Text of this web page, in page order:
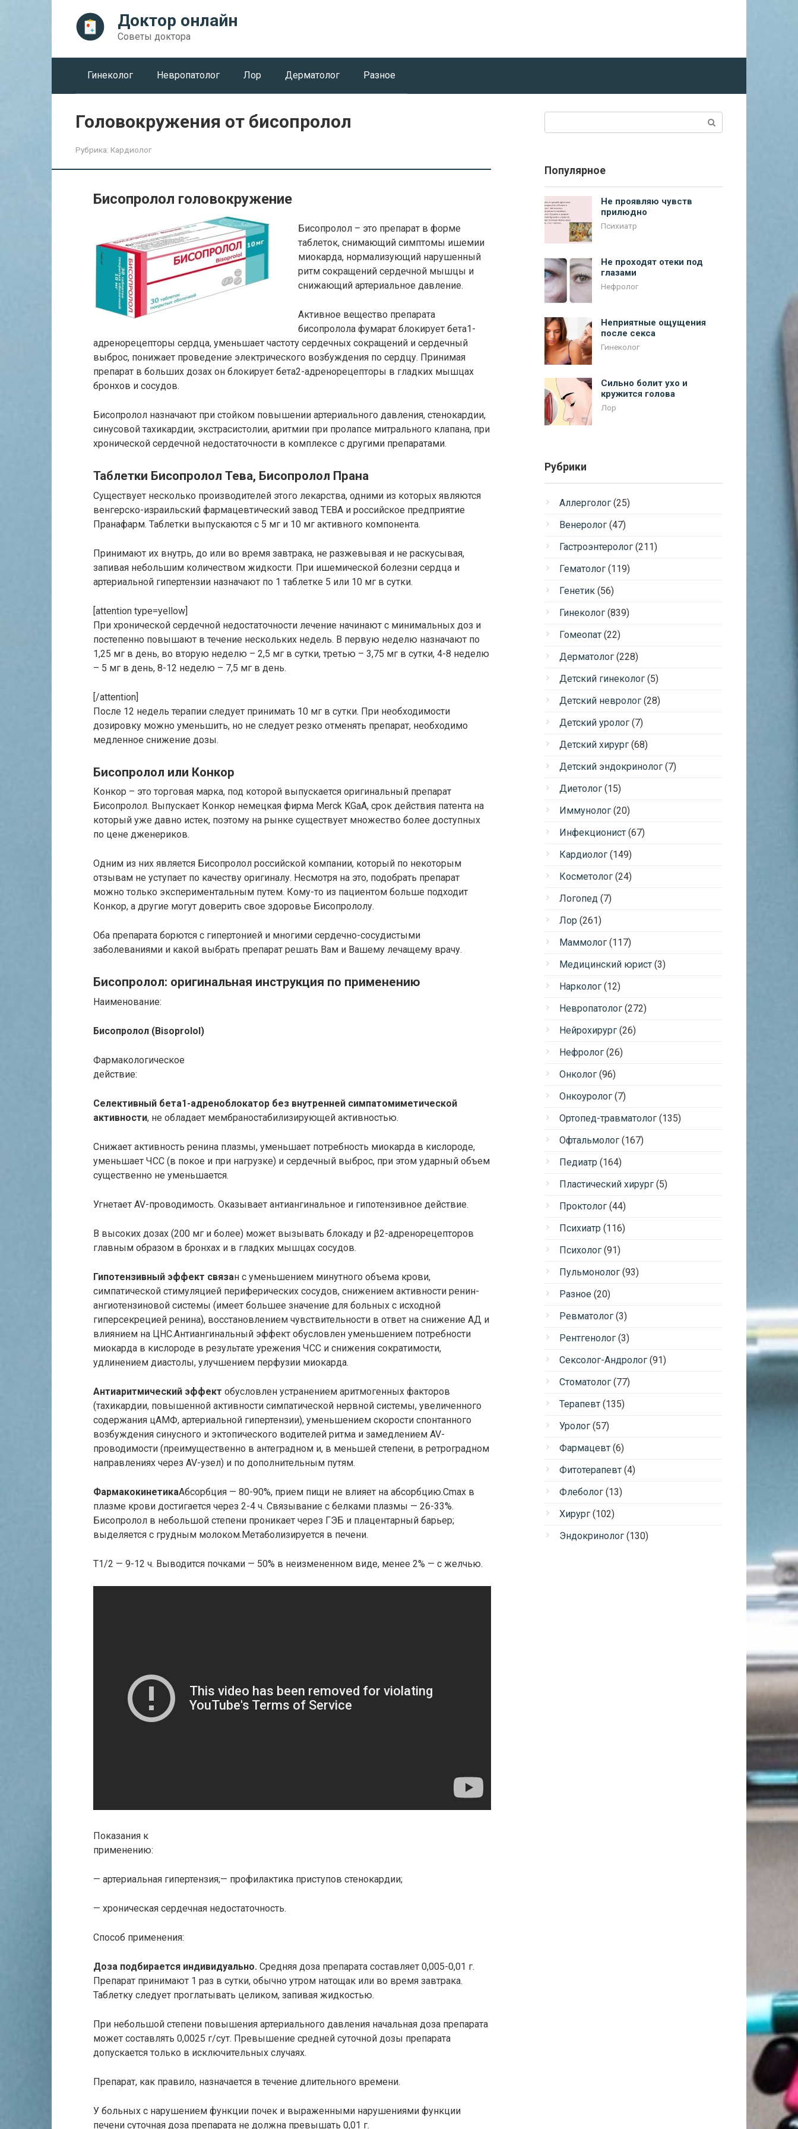
Доктор онлайн
Советы доктора
Гинеколог Невропатолог Лор Дерматолог Разное
Головокружения от бисопролол
Рубрика: Кардиолог
Бисопролол головокружение
Бисопролол – это препарат в форме
таблеток, снимающий симптомы ишемии
миокарда, нормализующий нарушенный
ритм сокращений сердечной мышцы и
снижающий артериальное давление.
Активное вещество препарата
бисопролола фумарат блокирует бета1-
адренорецепторы сердца, уменьшает частоту сердечных сокращений и сердечный
выброс, понижает проведение электрического возбуждения по сердцу. Принимая
препарат в больших дозах он блокирует бета2-адренорецепторы в гладких мышцах
бронхов и сосудов.
Бисопролол назначают при стойком повышении артериального давления, стенокардии,
синусовой тахикардии, экстрасистолии, аритмии при пролапсе митрального клапана, при
хронической сердечной недостаточности в комплексе с другими препаратами.
Таблетки Бисопролол Тева, Бисопролол Прана
Существует несколько производителей этого лекарства, одними из которых являются
венгерско-израильский фармацевтический завод ТЕВА и российское предприятие
Пранафарм. Таблетки выпускаются с 5 мг и 10 мг активного компонента.
Принимают их внутрь, до или во время завтрака, не разжевывая и не раскусывая,
запивая небольшим количеством жидкости. При ишемической болезни сердца и
артериальной гипертензии назначают по 1 таблетке 5 или 10 мг в сутки.
[attention type=yellow]
При хронической сердечной недостаточности лечение начинают с минимальных доз и
постепенно повышают в течение нескольких недель. В первую неделю назначают по
1,25 мг в день, во вторую неделю – 2,5 мг в сутки, третью – 3,75 мг в сутки, 4-8 неделю
– 5 мг в день, 8-12 неделю – 7,5 мг в день.
[/attention]
После 12 недель терапии следует принимать 10 мг в сутки. При необходимости
дозировку можно уменьшить, но не следует резко отменять препарат, необходимо
медленное снижение дозы.
Бисопролол или Конкор
Конкор – это торговая марка, под которой выпускается оригинальный препарат
Бисопролол. Выпускает Конкор немецкая фирма Merck KGaA, срок действия патента на
который уже давно истек, поэтому на рынке существует множество более доступных
по цене дженериков.
Одним из них является Бисопролол российской компании, который по некоторым
отзывам не уступает по качеству оригиналу. Несмотря на это, подобрать препарат
можно только экспериментальным путем. Кому-то из пациентом больше подходит
Конкор, а другие могут доверить свое здоровье Бисопрололу.
Оба препарата борются с гипертонией и многими сердечно-сосудистыми
заболеваниями и какой выбрать препарат решать Вам и Вашему лечащему врачу.
Бисопролол: оригинальная инструкция по применению
Наименование:
Бисопролол (Bisoprolol)
Фармакологическое
действие:
Селективный бета1-адреноблокатор без внутренней симпатомиметической
активности, не обладает мембраностабилизирующей активностью.
Снижает активность ренина плазмы, уменьшает потребность миокарда в кислороде,
уменьшает ЧСС (в покое и при нагрузке) и сердечный выброс, при этом ударный объем
существенно не уменьшается.
Угнетает AV-проводимость. Оказывает антиангинальное и гипотензивное действие.
В высоких дозах (200 мг и более) может вызывать блокаду и β2-адренорецепторов
главным образом в бронхах и в гладких мышцах сосудов.
Гипотензивный эффект связан с уменьшением минутного объема крови,
симпатической стимуляцией периферических сосудов, снижением активности ренин-
ангиотензиновой системы (имеет большее значение для больных с исходной
гиперсекрецией ренина), восстановлением чувствительности в ответ на снижение АД и
влиянием на ЦНС.Антиангинальный эффект обусловлен уменьшением потребности
миокарда в кислороде в результате урежения ЧСС и снижения сократимости,
удлинением диастолы, улучшением перфузии миокарда.
Антиаритмический эффект обусловлен устранением аритмогенных факторов
(тахикардии, повышенной активности симпатической нервной системы, увеличенного
содержания цАМФ, артериальной гипертензии), уменьшением скорости спонтанного
возбуждения синусного и эктопического водителей ритма и замедлением AV-
проводимости (преимущественно в антеградном и, в меньшей степени, в ретроградном
направлениях через AV-узел) и по дополнительным путям.
ФармакокинетикаАбсорбция — 80-90%, прием пищи не влияет на абсорбцию.Cmax в
плазме крови достигается через 2-4 ч. Связывание с белками плазмы — 26-33%.
Бисопролол в небольшой степени проникает через ГЭБ и плацентарный барьер;
выделяется с грудным молоком.Метаболизируется в печени.
T1/2 — 9-12 ч. Выводится почками — 50% в неизмененном виде, менее 2% — с желчью.
Показания к
применению:
— артериальная гипертензия;— профилактика приступов стенокардии;
— хроническая сердечная недостаточность.
Способ применения:
Доза подбирается индивидуально. Средняя доза препарата составляет 0,005-0,01 г.
Препарат принимают 1 раз в сутки, обычно утром натощак или во время завтрака.
Таблетку следует проглатывать целиком, запивая жидкостью.
При небольшой степени повышения артериального давления начальная доза препарата
может составлять 0,0025 г/сут. Превышение средней суточной дозы препарата
допускается только в исключительных случаях.
Препарат, как правило, назначается в течение длительного времени.
У больных с нарушением функции почек и выраженными нарушениями функции
печени суточная доза препарата не должна превышать 0,01 г.
Популярное
Не проявляю чувств
прилюдно
Психиатр
Не проходят отеки под
глазами
Нефролог
Неприятные ощущения
после секса
Гинеколог
Сильно болит ухо и
кружится голова
Лор
Рубрики
Аллерголог (25)
Венеролог (47)
Гастроэнтеролог (211)
Гематолог (119)
Генетик (56)
Гинеколог (839)
Гомеопат (22)
Дерматолог (228)
Детский гинеколог (5)
Детский невролог (28)
Детский уролог (7)
Детский хирург (68)
Детский эндокринолог (7)
Диетолог (15)
Иммунолог (20)
Инфекционист (67)
Кардиолог (149)
Косметолог (24)
Логопед (7)
Лор (261)
Маммолог (117)
Медицинский юрист (3)
Нарколог (12)
Невропатолог (272)
Нейрохирург (26)
Нефролог (26)
Онколог (96)
Онкоуролог (7)
Ортопед-травматолог (135)
Офтальмолог (167)
Педиатр (164)
Пластический хирург (5)
Проктолог (44)
Психиатр (116)
Психолог (91)
Пульмонолог (93)
Разное (20)
Ревматолог (3)
Рентгенолог (3)
Сексолог-Андролог (91)
Стоматолог (77)
Терапевт (135)
Уролог (57)
Фармацевт (6)
Фитотерапевт (4)
Флеболог (13)
Хирург (102)
Эндокринолог (130)